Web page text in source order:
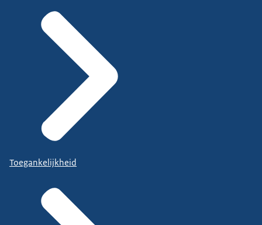
Toegankelijkheid